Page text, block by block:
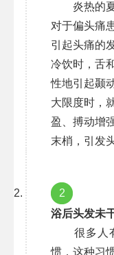
炎热的夏
对于偏头痛
引起头痛的
冷饮时，舌
性地引起颞
大限度时，
盈、搏动增
末梢，引发
2
浴后头发未
很多人有
惯，这种习